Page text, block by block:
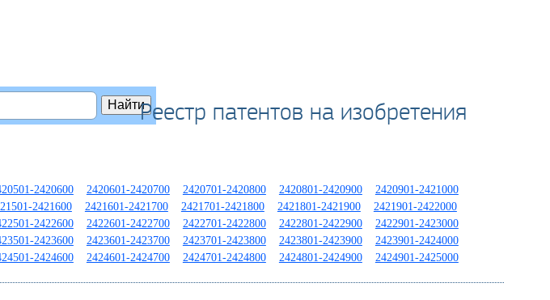
Реестр патентов на изобретения
2420600 2420601-2420700 2420701-2420800 2420801-2420900
2420901-2421000
2421600 2421601-2421700 2421701-2421800 2421801-2421900
2421901-2422000
2422600 2422601-2422700 2422701-2422800 2422801-2422900
2422901-2423000
2423600 2423601-2423700 2423701-2423800 2423801-2423900
2423901-2424000
2424600 2424601-2424700 2424701-2424800 2424801-2424900 2424901-2425000